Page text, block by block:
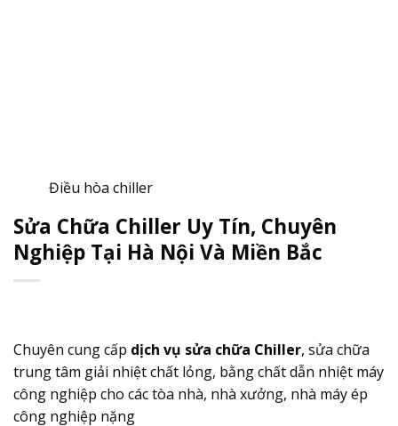
Điều hòa chiller
Sửa Chữa Chiller Uy Tín, Chuyên
Nghiệp Tại Hà Nội Và Miền Bắc
Chuyên cung cấp dịch vụ sửa chữa Chiller, sửa chữa
trung tâm giải nhiệt chất lỏng, bằng chất dẫn nhiệt máy
công nghiệp cho các tòa nhà, nhà xưởng, nhà máy ép
công nghiệp nặng